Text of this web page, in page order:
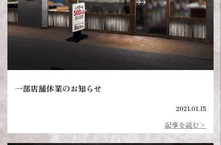
一部店舗休業のお知らせ
2021.01.15
記事を読む>